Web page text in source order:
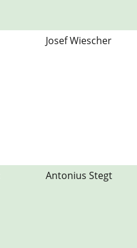
Josef Wiescher
Antonius Stegt